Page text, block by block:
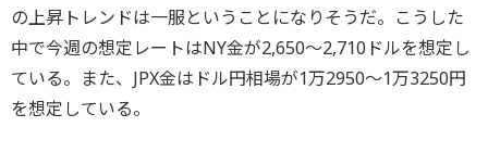
の上昇トレンドは一服ということになりそうだ。こうした
中で今週の想定レートはNY金が2,650～2,710ドルを想定し
ている。また、JPX金はドル円相場が1万2950～1万3250円
を想定している。